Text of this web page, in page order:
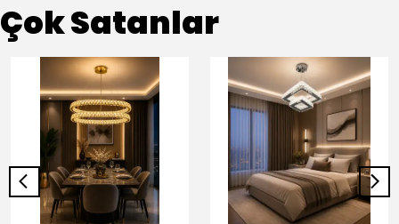
Çok Satanlar